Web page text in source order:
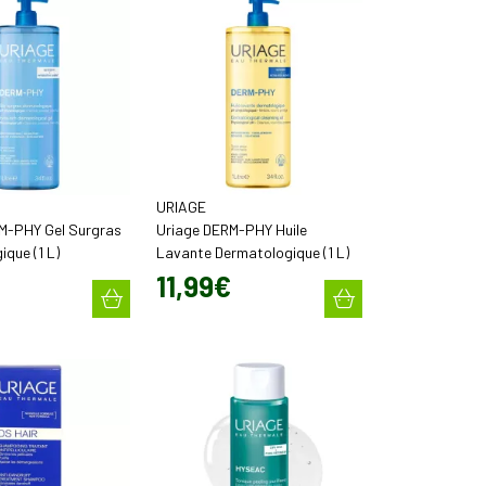
dermatologique, haute tolérance et plaisir
pour accompagner votre routine dermo-
PHY Gel Surgras
(1 L)
URIAGE
Uriage DERM-PHY Huile
Lavante Dermatologique (1 L)
11,99€